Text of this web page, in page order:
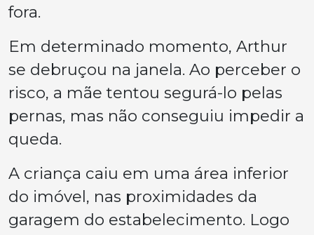
fora.
Em determinado momento, Arthur
se debruçou na janela. Ao perceber o
risco, a mãe tentou segurá-lo pelas
pernas, mas não conseguiu impedir a
queda.
A criança caiu em uma área inferior
do imóvel, nas proximidades da
garagem do estabelecimento. Logo